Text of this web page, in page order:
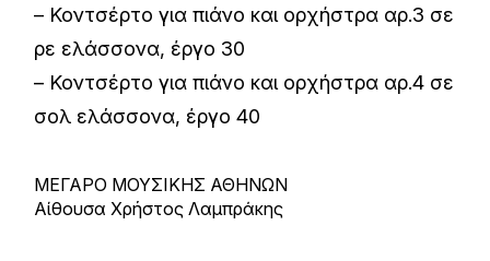
– Κοντσέρτο για πιάνο και ορχήστρα αρ.3 σε
ρε ελάσσονα, έργο 30
– Κοντσέρτο για πιάνο και ορχήστρα αρ.4 σε
σολ ελάσσονα, έργο 40
ΜΕΓΑΡΟ ΜΟΥΣΙΚΗΣ ΑΘΗΝΩΝ
Αίθουσα Χρήστος Λαμπράκης